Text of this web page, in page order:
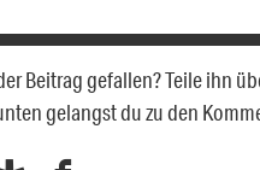
Beitrag gefallen? Teile ihn
gelangst du zu den